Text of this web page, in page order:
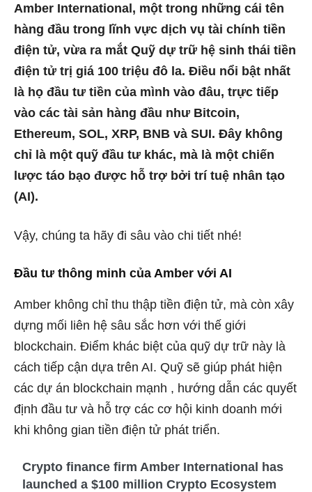
Amber International, một trong những cái tên
hàng đầu trong lĩnh vực dịch vụ tài chính tiền
điện tử, vừa ra mắt Quỹ dự trữ hệ sinh thái tiền
điện tử trị giá 100 triệu đô la. Điều nổi bật nhất
là họ đầu tư tiền của mình vào đâu, trực tiếp
vào các tài sản hàng đầu như Bitcoin,
Ethereum, SOL, XRP, BNB và SUI. Đây không
chỉ là một quỹ đầu tư khác, mà là một chiến
lược táo bạo được hỗ trợ bởi trí tuệ nhân tạo
(AI).
Vậy, chúng ta hãy đi sâu vào chi tiết nhé!
Đầu tư thông minh của Amber với AI
Amber không chỉ thu thập tiền điện tử, mà còn xây
dựng mối liên hệ sâu sắc hơn với thế giới
blockchain. Điểm khác biệt của quỹ dự trữ này là
cách tiếp cận dựa trên AI. Quỹ sẽ giúp phát hiện
các dự án blockchain mạnh , hướng dẫn các quyết
định đầu tư và hỗ trợ các cơ hội kinh doanh mới
khi không gian tiền điện tử phát triển.
Crypto finance firm Amber International has
launched a $100 million Crypto Ecosystem